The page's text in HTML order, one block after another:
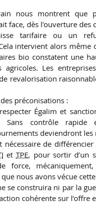
nous montrent que
face, dès l’ouverture des
tarifaire ou un
intervient alors même
bio constatent une
agricoles. Les
revalorisation
préconisations :
Égalim et
Sans contrôle rapide
deviendront les
de différencier
etTPE, pour sortir d’un
force,
nous avons vécue
se construira ni par la
cohérente sur l’offre